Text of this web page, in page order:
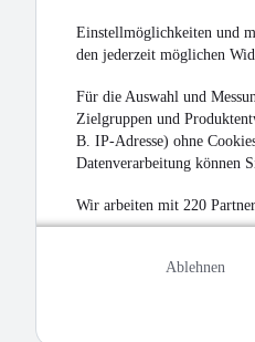
Einstellmöglichkeiten und
den jederzeit möglichen
Für die Auswahl und
Zielgruppen und
B. IP-Adresse) ohne
Datenverarbeitung können
Wir arbeiten mit 220
Ablehnen